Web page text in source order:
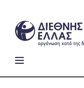
content